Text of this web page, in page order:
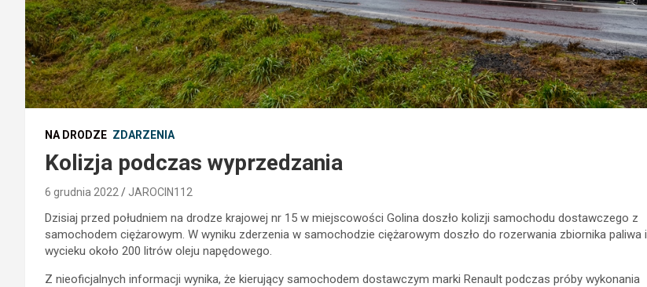
NA DRODZE ZDARZENIA
Kolizja podczas wyprzedzania
6 grudnia 2022 JAROCIN112
Dzisiaj przed południem na drodze krajowej nr 15 w miejscowości Golina doszło kolizji samochodu dostawczego z
samochodem ciężarowym. W wyniku zderzenia w samochodzie ciężarowym doszło do rozerwania zbiornika paliwa i
wycieku około 200 litrów oleju napędowego.
Z nieoficjalnych informacji wynika, że kierujący samochodem dostawczym marki Renault podczas próby wykonania